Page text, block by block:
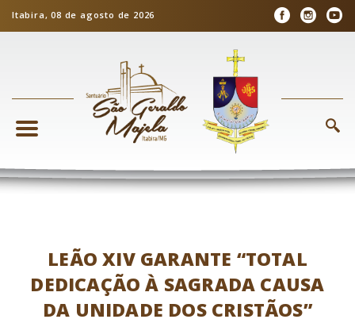
Itabira, 08 de agosto de 2026
LEÃO XIV GARANTE “TOTAL
DEDICAÇÃO À SAGRADA CAUSA
DA UNIDADE DOS CRISTÃOS”